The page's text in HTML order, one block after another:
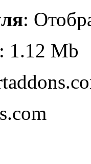
:
: 1.12 Mb